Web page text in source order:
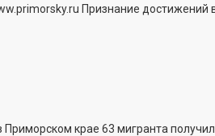
Признание достижений
крае 63 мигранта